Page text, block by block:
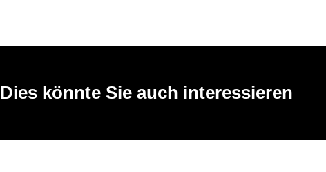
Dies könnte Sie auch interessieren